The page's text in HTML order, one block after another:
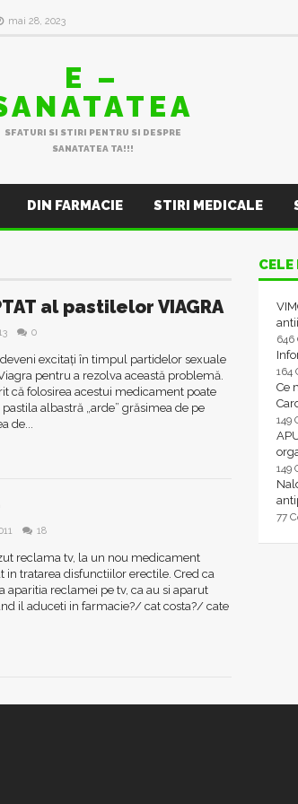
mai 28, 2023
E –
SFATURI SI STIRI PENTRU SI DESPRE
SANATATEA TA!!!
DIN FARMACIE STIRI MEDICALE
al pastilelor VIAGRA
0
excitaţi în timpul partidelor sexuale
pentru a rezolva această problemă.
că folosirea acestui medicament poate
albastră „arde” grăsimea de pe
de...
18
reclama tv, la un nou medicament
in tratarea disfunctiilor erectile. Cred ca
aparitia reclamei pe tv, ca au si aparut
il aduceti in farmacie?/ cat costa?/ cate
CELE
646
164
Ce
149
149
77